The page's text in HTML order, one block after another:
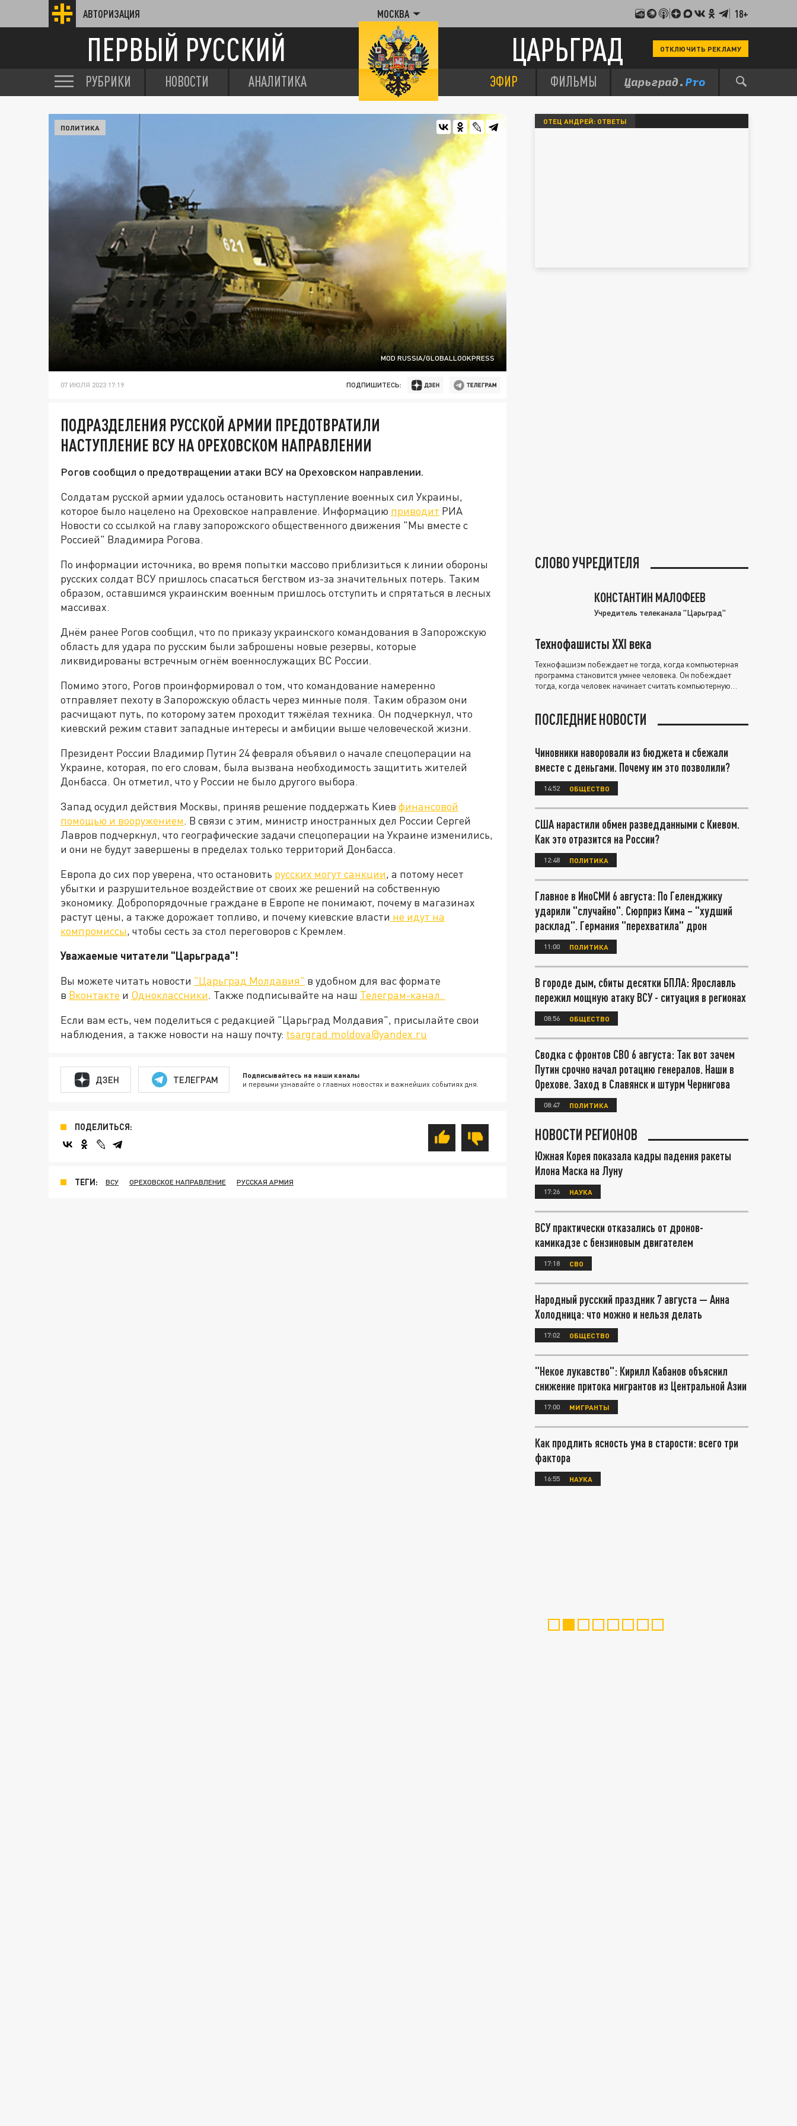
АВТОРИЗАЦИЯ МОСКВА 18+
ПЕРВЫЙ РУССКИЙ ЦАРЬГРАД ОТКЛЮЧИТЬ РЕКЛАМУ
РУБРИКИ НОВОСТИ АНАЛИТИКА ЭФИР ФИЛЬМЫ
MOD RUSSIA/GLOBALLOOKPRESS
ПОЛИТИКА
07 ИЮЛЯ 2023 17:19 ПОДПИШИТЕСЬ:
ПОДРАЗДЕЛЕНИЯ РУССКОЙ АРМИИ ПРЕДОТВРАТИЛИ
НАСТУПЛЕНИЕ ВСУ НА ОРЕХОВСКОМ НАПРАВЛЕНИИ
Рогов сообщил о предотвращении атаки ВСУ на Ореховском направлении.
Солдатам русской армии удалось остановить наступление военных сил Украины,
которое было нацелено на Ореховское направление. Информацию приводит РИА
Новости со ссылкой на главу запорожского общественного движения "Мы вместе с
Россией" Владимира Рогова.
По информации источника, во время попытки массово приблизиться к линии обороны
русских солдат ВСУ пришлось спасаться бегством из-за значительных потерь. Таким
образом, оставшимся украинским военным пришлось отступить и спрятаться в лесных
массивах.
Днём ранее Рогов сообщил, что по приказу украинского командования в Запорожскую
область для удара по русским были заброшены новые резервы, которые
ликвидированы встречным огнём военнослужащих ВС России.
Помимо этого, Рогов проинформировал о том, что командование намеренно
отправляет пехоту в Запорожскую область через минные поля. Таким образом они
расчищают путь, по которому затем проходит тяжёлая техника. Он подчеркнул, что
киевский режим ставит западные интересы и амбиции выше человеческой жизни.
Президент России Владимир Путин 24 февраля объявил о начале спецоперации на
Украине, которая, по его словам, была вызвана необходимость защитить жителей
Донбасса. Он отметил, что у России не было другого выбора.
Запад осудил действия Москвы, приняв решение поддержать Киев финансовой
помощью и вооружением. В связи с этим, министр иностранных дел России Сергей
Лавров подчеркнул, что географические задачи спецоперации на Украине изменились,
и они не будут завершены в пределах только территорий Донбасса.
Европа до сих пор уверена, что остановить русских могут санкции, а потому несет
убытки и разрушительное воздействие от своих же решений на собственную
экономику. Добропорядочные граждане в Европе не понимают, почему в магазинах
растут цены, а также дорожает топливо, и почему киевские власти не идут на
компромиссы, чтобы сесть за стол переговоров с Кремлем.
Уважаемые читатели "Царьграда"!
Вы можете читать новости "Царьград Молдавия" в удобном для вас формате
в Вконтакте и Одноклассники. Также подписывайте на наш Телеграм-канал.
Если вам есть, чем поделиться с редакцией "Царьград Молдавия", присылайте свои
наблюдения, а также новости на нашу почту: tsargrad.moldova@yandex.ru
ДЗЕН ТЕЛЕГРАМ Подписывайтесь на наши каналы
и первыми узнавайте о главных новостях и важнейших событиях дня.
ПОДЕЛИТЬСЯ:
ТЕГИ: ВСУ ОРЕХОВСКОЕ НАПРАВЛЕНИЕ РУССКАЯ АРМИЯ
ОТЕЦ АНДРЕЙ: ОТВЕТЫ
СЛОВО УЧРЕДИТЕЛЯ
КОНСТАНТИН МАЛОФЕЕВ
Учредитель телеканала "Царьград"
Технофашисты XXI века
Технофашизм побеждает не тогда, когда компьютерная
программа становится умнее человека. Он побеждает
тогда, когда человек начинает считать компьютерную
ПОСЛЕДНИЕ НОВОСТИ
Чиновники наворовали из бюджета и сбежали
вместе с деньгами. Почему им это позволили?
14:52 ОБЩЕСТВО
США нарастили обмен разведданными с Киевом.
Как это отразится на России?
12:48 ПОЛИТИКА
Главное в ИноСМИ 6 августа: По Геленджику
ударили "случайно". Сюрприз Кима – "худший
расклад". Германия "перехватила" дрон
11:00 ПОЛИТИКА
В городе дым, сбиты десятки БПЛА: Ярославль
пережил мощную атаку ВСУ - ситуация в регионах
08:56 ОБЩЕСТВО
Сводка с фронтов СВО 6 августа: Так вот зачем
Путин срочно начал ротацию генералов. Наши в
Орехове. Заход в Славянск и штурм Чернигова
08:47 ПОЛИТИКА
НОВОСТИ РЕГИОНОВ
Южная Корея показала кадры падения ракеты
Илона Маска на Луну
17:26 НАУКА
ВСУ практически отказались от дронов-
камикадзе с бензиновым двигателем
17:18 СВО
Народный русский праздник 7 августа — Анна
Холодница: что можно и нельзя делать
17:02 ОБЩЕСТВО
"Некое лукавство": Кирилл Кабанов объяснил
снижение притока мигрантов из Центральной Азии
17:00 МИГРАНТЫ
Как продлить ясность ума в старости: всего три
фактора
16:55 НАУКА